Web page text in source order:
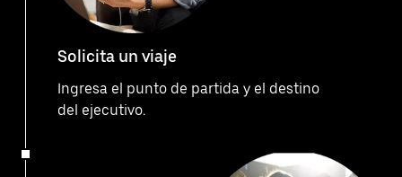
Solicita un viaje
Ingresa el punto de partida y el destino
del ejecutivo.